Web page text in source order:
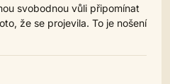
svobodnou vůli připomínat
že se projevila. To je nošení